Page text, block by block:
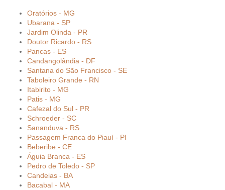
Oratórios - MG
Ubarana - SP
Jardim Olinda - PR
Doutor Ricardo - RS
Pancas - ES
Candangolândia - DF
Santana do São Francisco - SE
Taboleiro Grande - RN
Itabirito - MG
Patis - MG
Cafezal do Sul - PR
Schroeder - SC
Sananduva - RS
Passagem Franca do Piauí - PI
Beberibe - CE
Águia Branca - ES
Pedro de Toledo - SP
Candeias - BA
Bacabal - MA